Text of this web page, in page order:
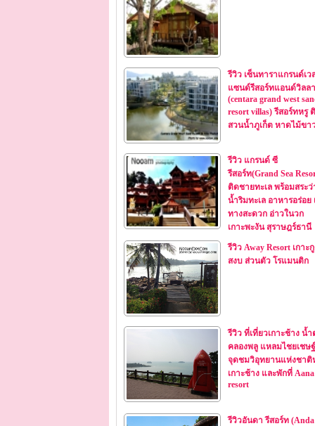
รีวิว เซ็นทาราแกรนด์เว
แซนด์รีสอร์ทแอนด์วิลลา
(centara grand west
resort villas) รีสอร์ทหรู
สวนน้ำภูเก็ต หาดไม้ขา
รีวิว แกรนด์ ซี
รีสอร์ท(Grand Sea
ติดชายทะเล พร้อมสระว่
น้ำริมทะเล อาหารอร่อย
ทางสะดวก อ่าวในวก
เกาะพะงัน สุราษฎร์ธานี
รีวิว Away Resort เกาะ
สงบ ส่วนตัว โรแมนติก
รีวิว ที่เที่ยวเกาะช้าง น้ำ
คลองพลู แหลมไชยเชษฐ์
จุดชมวิอุทยานแห่งชาติ
เกาะช้าง และพักที่ Aana
resort
รีวิวอันดา รีสอร์ท (Anda